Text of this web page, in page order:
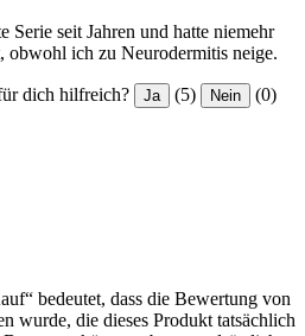
Serie seit Jahren und hatte niemehr
obwohl ich zu Neurodermitis neige.
dich hilfreich? Ja (5) Nein (0)
bedeutet, dass die Bewertung von
wurde, die dieses Produkt tatsächlich